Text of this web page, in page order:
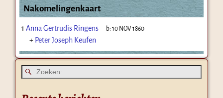
Nakomelingenkaart
1 Anna Gertrudis Ringens b:10 NOV 1860
+ Peter Joseph Keufen